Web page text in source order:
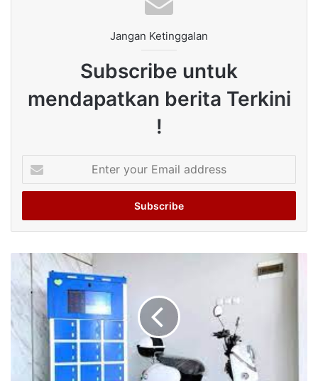
Jangan Ketinggalan
Subscribe untuk
mendapatkan berita Terkini
!
your
Email